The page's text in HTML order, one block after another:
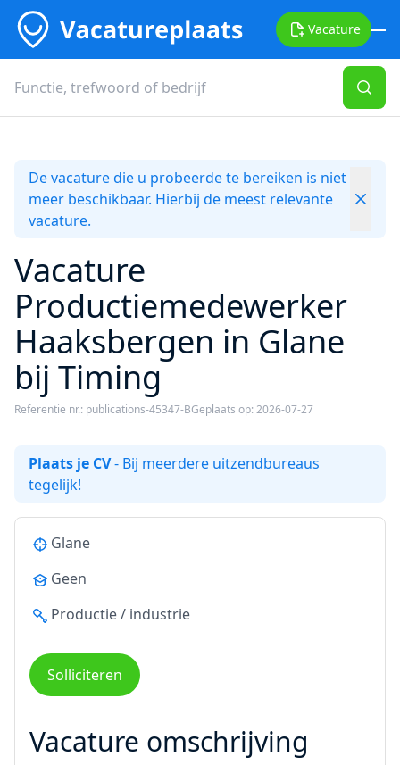
Vacature
De vacature die u probeerde te bereiken is niet
meer beschikbaar. Hierbij de meest relevante
vacature.
Vacature
Productiemedewerker
Haaksbergen in Glane
bij Timing
Referentie nr.: publications-45347-BGeplaats op: 2026-07-27
Plaats je CV- Bij meerdere uitzendbureaus
tegelijk!
Glane
Geen
Productie / industrie
Solliciteren
Vacature omschrijving